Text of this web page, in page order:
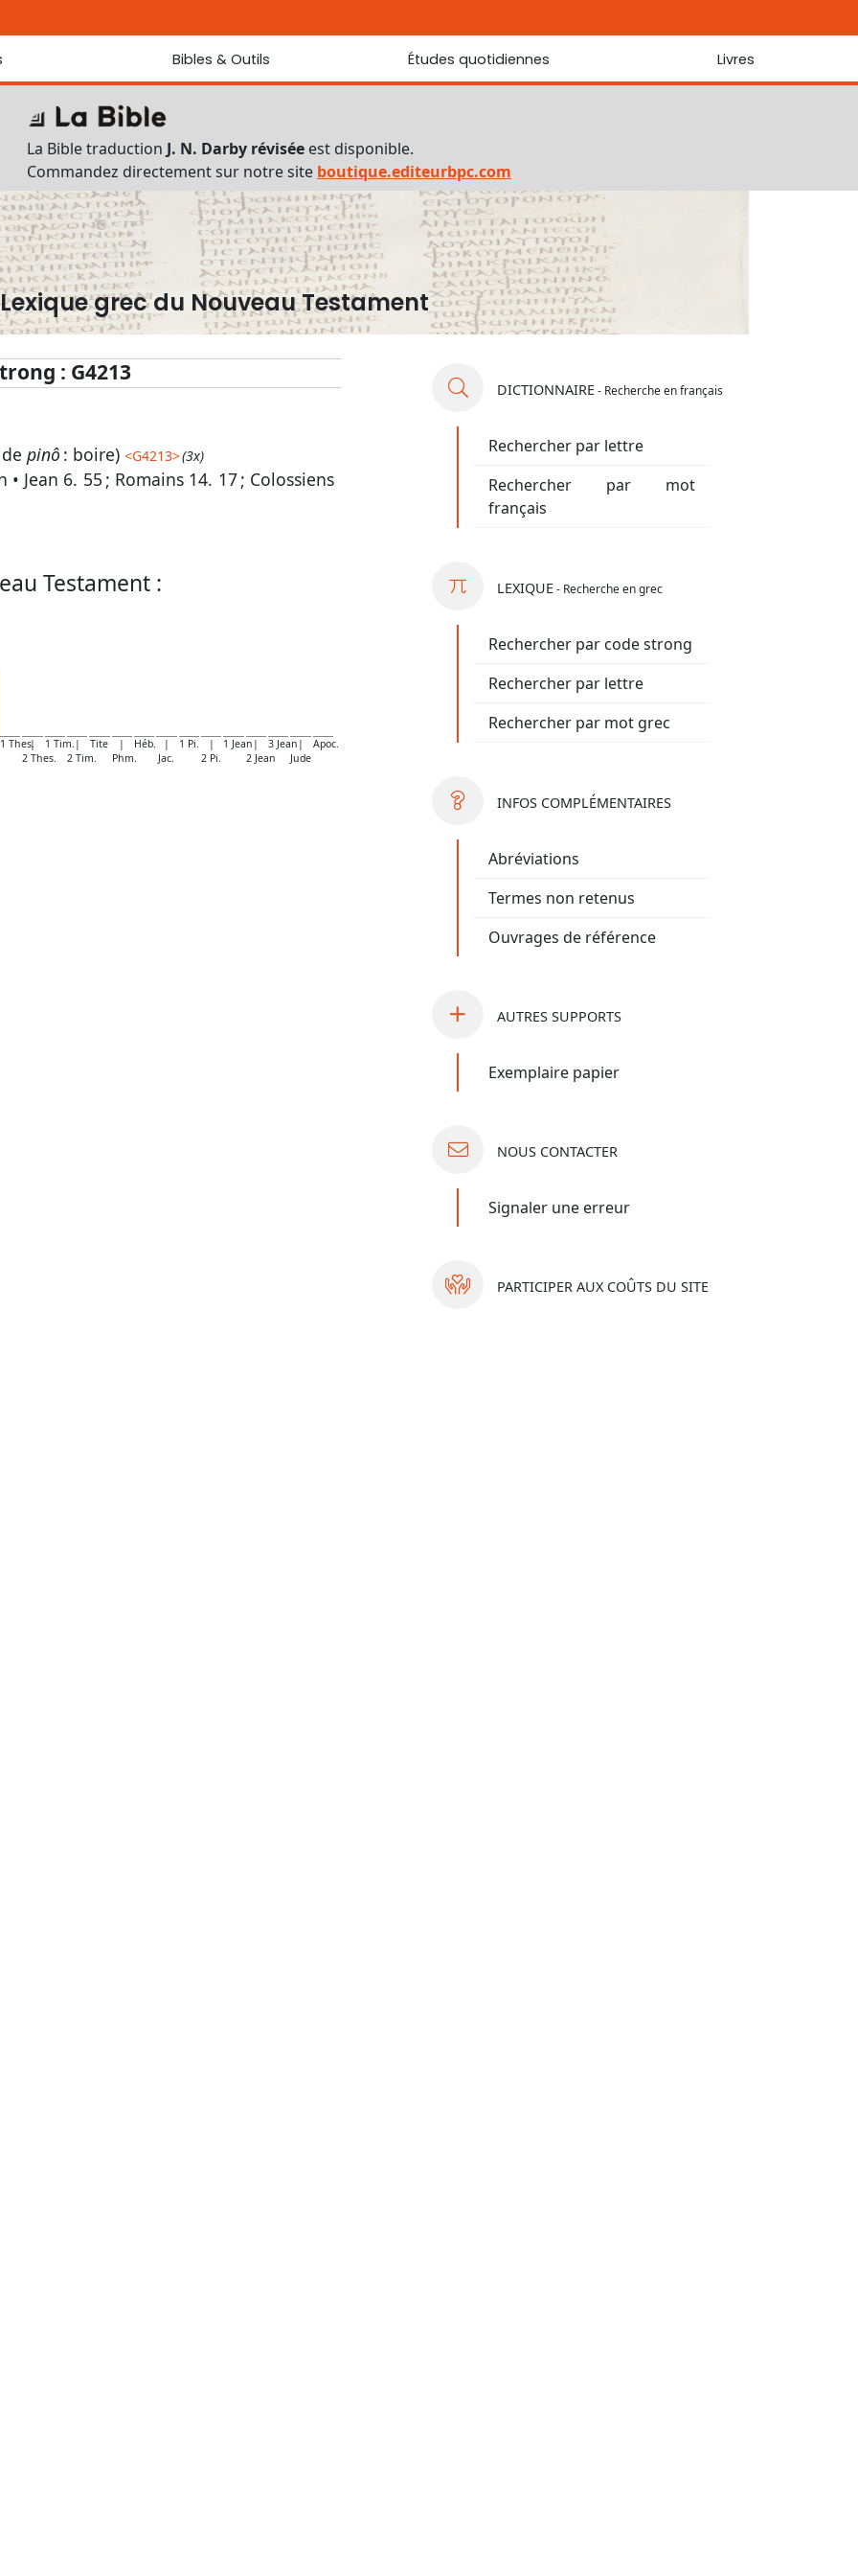
Bibles & Outils
Bibles
Traduction J. N. Darby révisée
Traduction J. N. Darby
Ancien Testament interlinéaire
Nouveau Testament interlinéaire
Outils
Dictionnaire français du Nouveau Testament
Lexique grec du Nouveau Testament
Questionnaire de connaissances du Nouveau Testament
Téléchargements
Études quotidiennes Livres
La Bible traduction J. N. Darby révisée est disponible.
Commandez directement sur notre site boutique.editeurbpc.com
Lexique grec du Nouveau Testament
: G4213
pinô : boire) <G4213>(3x)
• Jean 6. 55 ; Romains 14. 17; Colossiens
Testament :
1 Thes.
|
2 Thes.
1 Tim. |
2 Tim.
Tite
|
Phm.
Héb.
|
Jac.
1 Pi.
|
2 Pi.
1 Jean |
2 Jean
3 Jean |
Jude
Apoc.
DICTIONNAIRE- Recherche en français
Rechercher par lettre
Rechercher par mot
français
LEXIQUE- Recherche en grec
Rechercher par code strong
Rechercher par lettre
Rechercher par mot grec
INFOS COMPLÉMENTAIRES
Abréviations
Termes non retenus
Ouvrages de référence
AUTRES SUPPORTS
Exemplaire papier
NOUS CONTACTER
Signaler une erreur
PARTICIPER AUX COÛTS DU SITE